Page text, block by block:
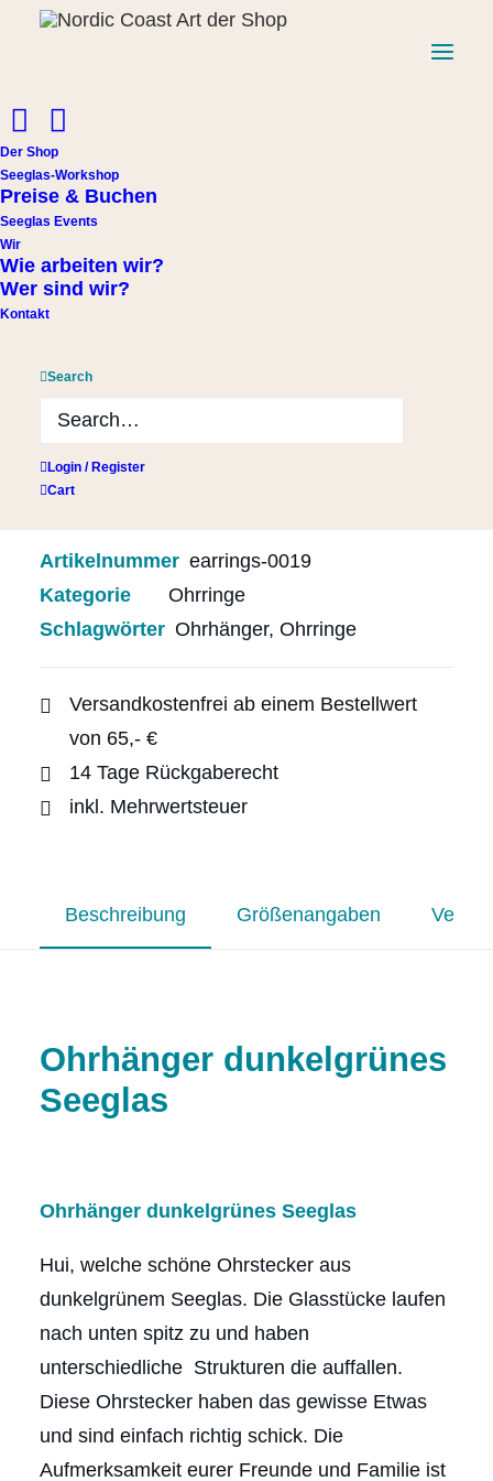
Der Shop
Seeglas-Workshop
Preise & Buchen
Seeglas Events
Wir
Wie arbeiten wir?
Wer sind wir?
Kontakt
Search
Login / Register
Cart
Start Ohrringe
Ohrstecker dunkelgrünes
Seeglas
1 vorrätig
Ohrstecker
dunkelgrünes
Artikelnummer earrings-0019
Kategorie
Ohrringe
Schlagwörter Ohrhänger, Ohrringe
Versandkostenfrei ab einem Bestellwert
von 65,- €
14 Tage Rückgaberecht
inkl. Mehrwertsteuer
Beschreibung Größenangaben
Ohrhänger dunkelgrünes
Seeglas
Ohrhänger dunkelgrünes Seeglas
Hui, welche schöne Ohrstecker aus
dunkelgrünem Seeglas. Die Glasstücke laufen
nach unten spitz zu und haben
unterschiedliche Strukturen die auffallen.
Diese Ohrstecker haben das gewisse Etwas
und sind einfach richtig schick. Die
Aufmerksamkeit eurer Freunde und Familie ist